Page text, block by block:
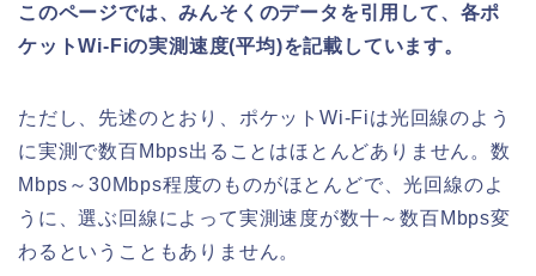
このページでは、みんそくのデータを引用して、各ポ
ケットWi-Fiの実測速度(平均)を記載しています。
ただし、先述のとおり、ポケットWi-Fiは光回線のよう
に実測で数百Mbps出ることはほとんどありません。数
Mbps～30Mbps程度のものがほとんどで、光回線のよ
うに、選ぶ回線によって実測速度が数十～数百Mbps変
わるということもありません。